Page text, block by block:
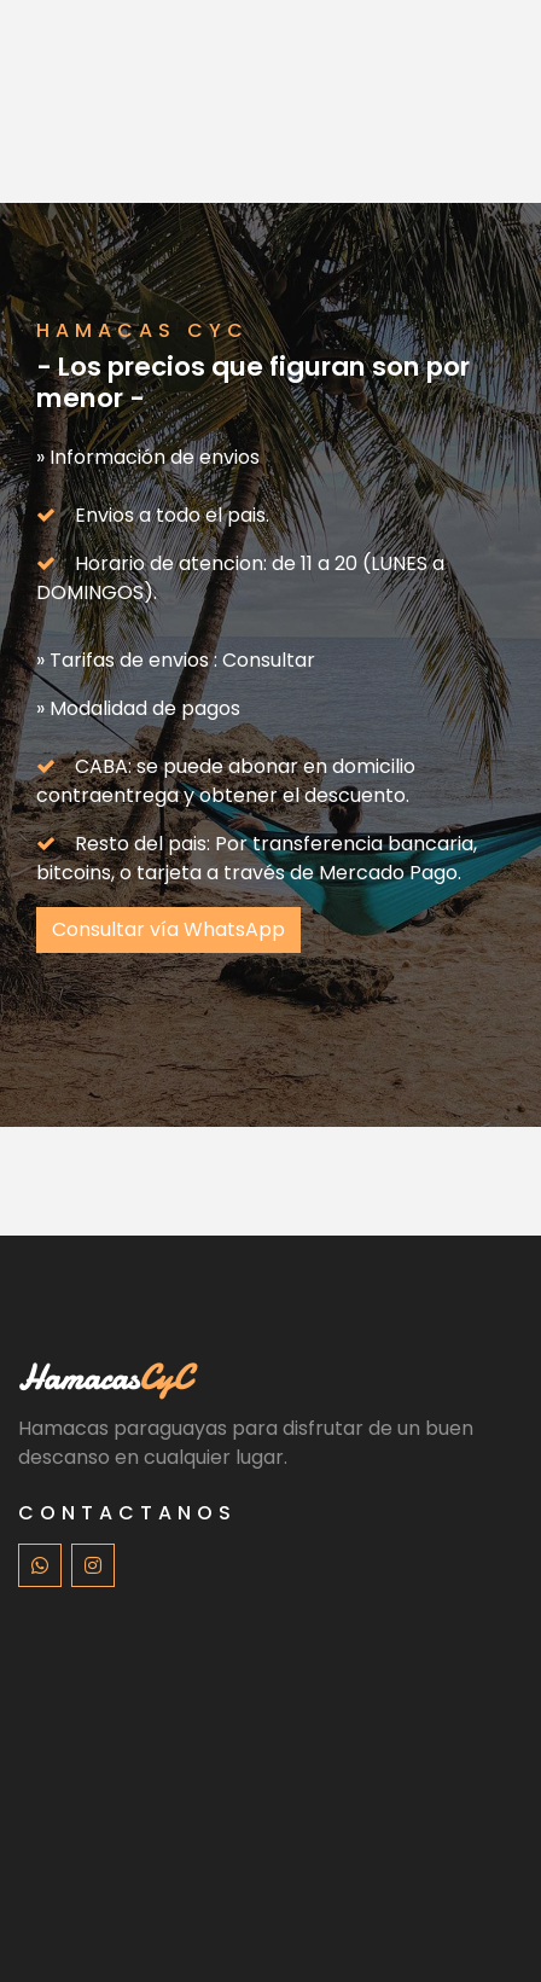
HAMACAS CYC
- Los precios que figuran son por
menor -
» Información de envios
Envios a todo el pais.
Horario de atencion: de 11 a 20 (LUNES a
DOMINGOS).
» Tarifas de envios : Consultar
» Modalidad de pagos
CABA: se puede abonar en domicilio
contraentrega y obtener el descuento.
Resto del pais: Por transferencia bancaria,
bitcoins, o tarjeta a través de Mercado Pago.
Consultar vía WhatsApp
HamacasCyC
Hamacas paraguayas para disfrutar de un buen
descanso en cualquier lugar.
CONTACTANOS